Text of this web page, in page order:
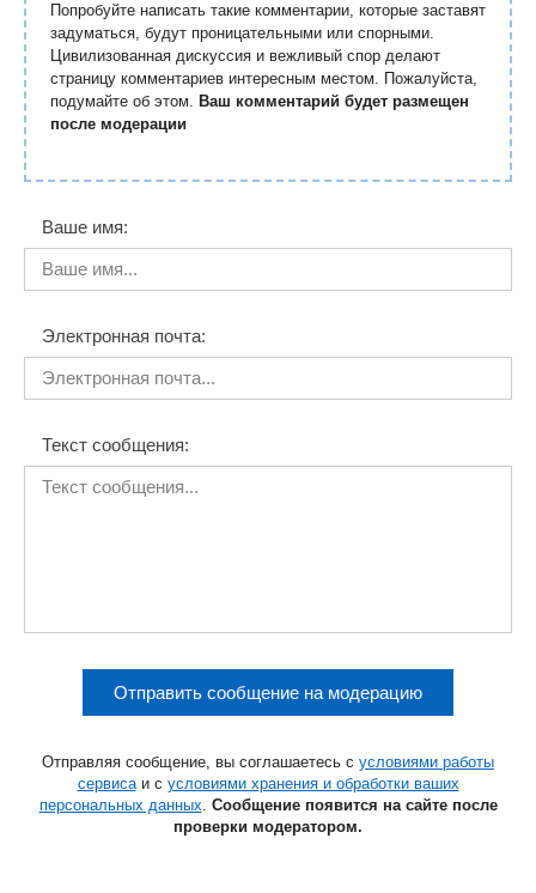
Попробуйте написать такие комментарии, которые заставят
задуматься, будут проницательными или спорными.
Цивилизованная дискуссия и вежливый спор делают
страницу комментариев интересным местом. Пожалуйста,
подумайте об этом. Ваш комментарий будет размещен
после модерации
Ваше имя:
Электронная почта:
Текст сообщения:
Отправить сообщение на модерацию
Отправляя сообщение, вы соглашаетесь с условиями работы
сервисаи с условиями хранения и обработки ваших
персональных данных. Сообщение появится на сайте после
проверки модератором.